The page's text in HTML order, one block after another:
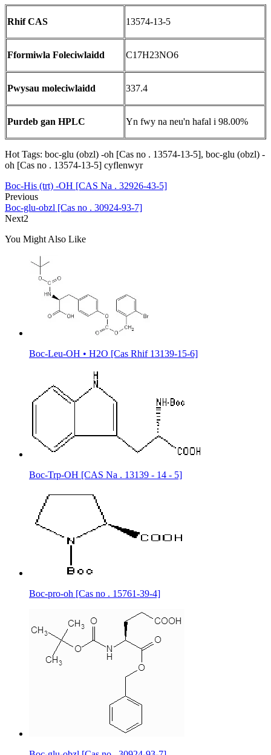
Rhif CAS 13574-13-5
Fformiwla Foleciwlaidd C17H23NO6
Pwysau moleciwlaidd 337.4
Purdeb gan HPLC Yn fwy na neu'n hafal i 98.00%
Hot Tags: boc-glu (obzl) -oh [Cas no . 13574-13-5], boc-glu (obzl) -
oh [Cas no . 13574-13-5] cyflenwyr
Boc-His (trt) -OH [CAS Na . 32926-43-5]
Previous
Boc-glu-obzl [Cas no . 30924-93-7]
Next2
You Might Also Like
Boc-Leu-OH • H2O [Cas Rhif 13139-15-6]
Boc-Trp-OH [CAS Na . 13139 - 14 - 5]
Boc-pro-oh [Cas no . 15761-39-4]